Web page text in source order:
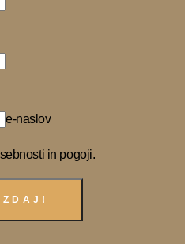
e-naslov
in pogoji.